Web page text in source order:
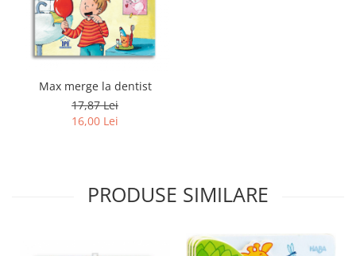
Max merge la dentist
17,87 Lei
16,00 Lei
PRODUSE SIMILARE